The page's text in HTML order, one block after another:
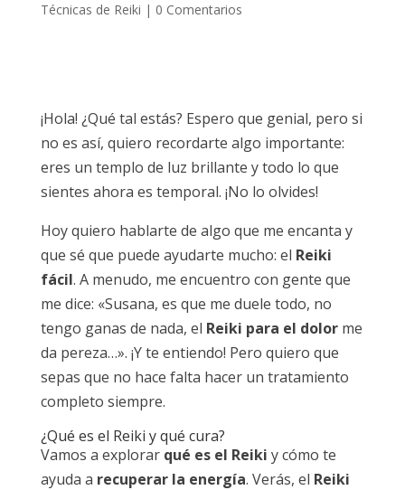
Técnicas de Reiki | 0 Comentarios
¡Hola! ¿Qué tal estás? Espero que genial, pero si
no es así, quiero recordarte algo importante:
eres un templo de luz brillante y todo lo que
sientes ahora es temporal. ¡No lo olvides!
Hoy quiero hablarte de algo que me encanta y
que sé que puede ayudarte mucho: el Reiki
fácil. A menudo, me encuentro con gente que
me dice: «Susana, es que me duele todo, no
tengo ganas de nada, el Reiki para el dolorme
da pereza…». ¡Y te entiendo! Pero quiero que
sepas que no hace falta hacer un tratamiento
completo siempre.
¿Qué es el Reiki y qué cura?
Vamos a explorar qué es el Reiki y cómo te
ayuda a recuperar la energía. Verás, el Reiki